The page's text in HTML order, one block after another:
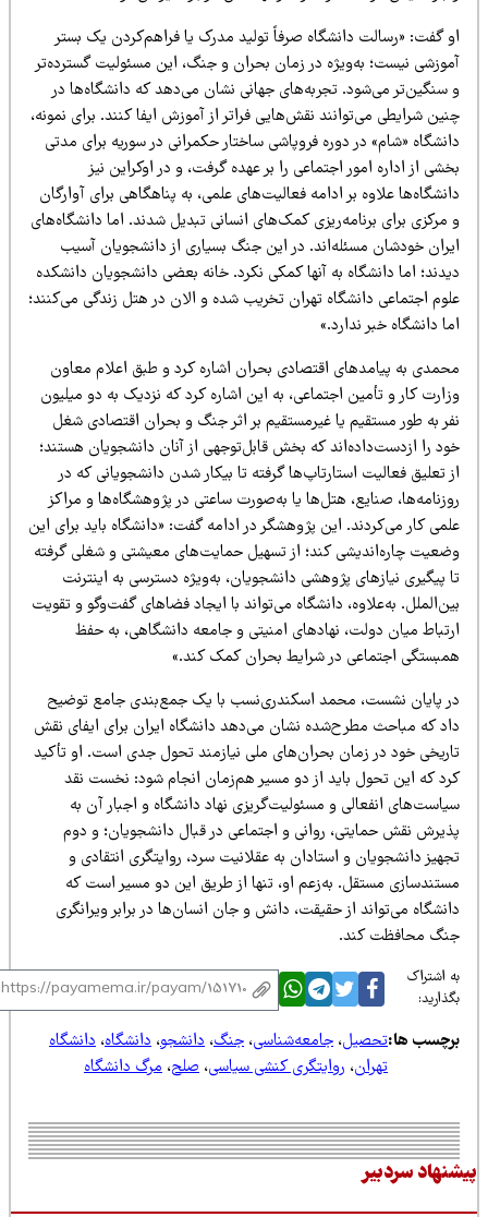
گفت: «رسالت دانشگاه صرفاً تولید مدرک یا فراهم‌کردن یک بستر
نیست؛ به‌ویژه در زمان بحران و جنگ، این مسئولیت گسترده‌تر
سنگین‌تر می‌شود. تجربه‌های جهانی نشان می‌دهد که دانشگاه‌ها در
شرایطی می‌توانند نقش‌هایی فراتر از آموزش ایفا کنند. برای نمونه،
«شام» در دوره فروپاشی ساختار حکمرانی در سوریه برای مدتی
از اداره امور اجتماعی را بر عهده گرفت، و در اوکراین نیز
علاوه بر ادامه فعالیت‌های علمی، به پناهگاهی برای آوارگان
مرکزی برای برنامه‌ریزی کمک‌های انسانی تبدیل شدند. اما دانشگاه‌های
خودشان مسئله‌اند. در این جنگ بسیاری از دانشجویان آسیب
اما دانشگاه به آنها کمکی نکرد. خانه بعضی دانشجویان دانشکده
اجتماعی دانشگاه تهران تخریب شده و الان در هتل زندگی می‌کنند؛
دانشگاه خبر ندارد.»
به پیامدهای اقتصادی بحران اشاره کرد و طبق اعلام معاون
کار و تأمین اجتماعی، به این اشاره کرد که نزدیک به دو میلیون
به طور مستقیم یا غیرمستقیم بر اثر جنگ و بحران اقتصادی شغل
را ازدست‌داده‌اند که بخش قابل‌توجهی از آنان دانشجویان هستند؛
تعلیق فعالیت استارتاپ‌ها گرفته تا بیکار شدن دانشجویانی که در
صنایع، هتل‌ها یا به‌صورت ساعتی در پژوهشگاه‌ها و مراکز
کار می‌کردند. این پژوهشگر در ادامه گفت: «دانشگاه باید برای این
چاره‌اندیشی کند؛ از تسهیل حمایت‌های معیشتی و شغلی گرفته
پیگیری نیازهای پژوهشی دانشجویان، به‌ویژه دسترسی به اینترنت
به‌علاوه، دانشگاه می‌تواند با ایجاد فضاهای گفت‌وگو و تقویت
میان دولت، نهادهای امنیتی و جامعه دانشگاهی، به حفظ
اجتماعی در شرایط بحران کمک کند.»
پایان نشست، محمد اسکندری‌نسب با یک جمع‌بندی جامع توضیح
که مباحث مطرح‌شده نشان می‌دهد دانشگاه ایران برای ایفای نقش
خود در زمان بحران‌های ملی نیازمند تحول جدی است. او تأکید
که این تحول باید از دو مسیر هم‌زمان انجام شود: نخست نقد
انفعالی و مسئولیت‌گریزی نهاد دانشگاه و اجبار آن به
نقش حمایتی، روانی و اجتماعی در قبال دانشجویان؛ و دوم
دانشجویان و استادان به عقلانیت سرد، روایتگری انتقادی و
مستقل. به‌زعم او، تنها از طریق این دو مسیر است که
می‌تواند از حقیقت، دانش و جان انسان‌ها در برابر ویرانگری
محافظت کند.
اشتراک
ها:تحصیل،جامعه‌شناسی،جنگ ،دانشجو،دانشگاه،دانشگاه
،روایتگری کنشی سیاسی،صلح،مرگ دانشگاه
سردبیر